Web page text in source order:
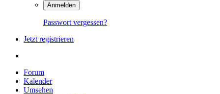
Anmelden
Passwort vergessen?
Jetzt registrieren
Forum
Kalender
Umsehen